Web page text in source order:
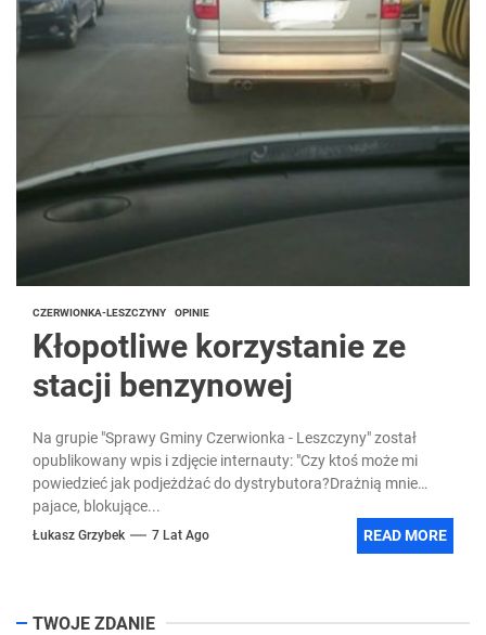
CZERWIONKA-LESZCZYNY OPINIE
Kłopotliwe korzystanie ze
stacji benzynowej
Na grupie "Sprawy Gminy Czerwionka - Leszczyny" został
opublikowany wpis i zdjęcie internauty: "Czy ktoś może mi
powiedzieć jak podjeżdżać do dystrybutora?Drażnią mnie
pajace, blokujące...
Łukasz Grzybek 7 Lat Ago READ MORE
TWOJE ZDANIE